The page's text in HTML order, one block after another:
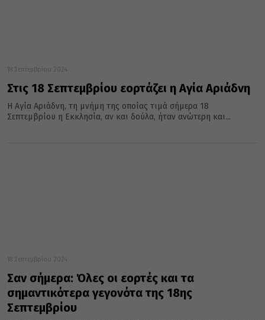
18 Σεπτεμβρίου 2024
Στις 18 Σεπτεμβρίου εορτάζει η Αγία Αριάδνη
Η Αγία Αριάδνη, τη μνήμη της οποίας τιμά σήμερα 18
Σεπτεμβρίου η Εκκλησία, αν και δούλα, ήταν ανώτερη και...
18 Σεπτεμβρίου 2024
Σαν σήμερα: Όλες οι εορτές και τα
σημαντικότερα γεγονότα της 18ης
Σεπτεμβρίου